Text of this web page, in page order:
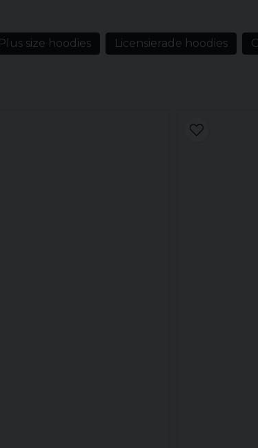
Plus size hoodies Licensierade hoodies